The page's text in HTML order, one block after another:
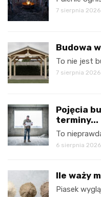
7 sierpnia 2026
Budowa
To nie jest
7 sierpnia 2026
Pojęcia
terminy...
To
6 sierpnia 2026
Ile waży
Piasek